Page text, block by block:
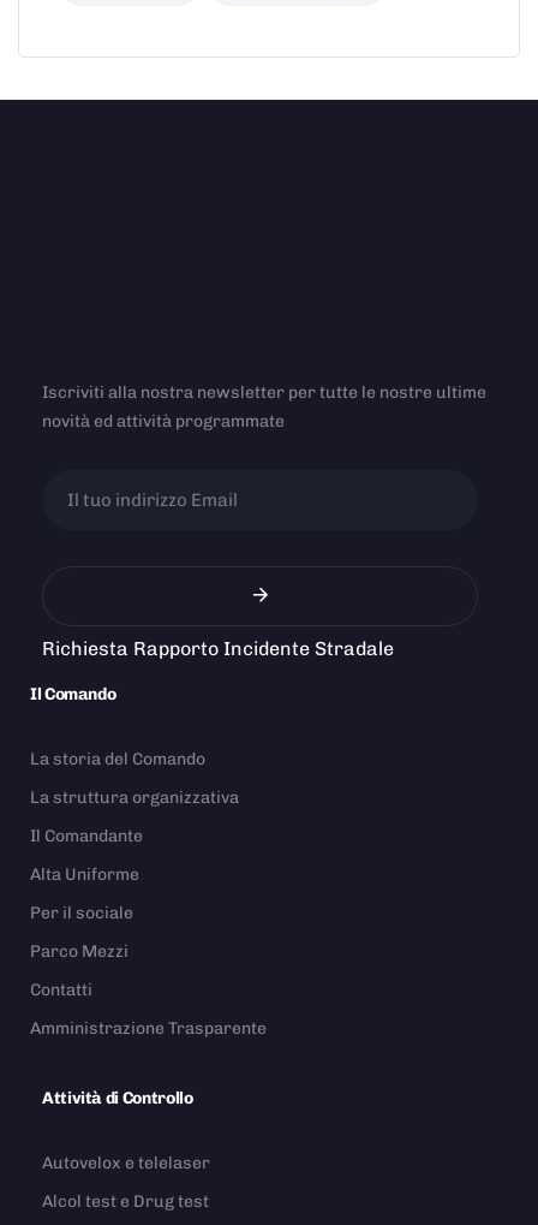
Iscriviti alla nostra newsletter per tutte le nostre ultime
novità ed attività programmate
Richiesta Rapporto Incidente Stradale
Il Comando
La storia del Comando
La struttura organizzativa
Il Comandante
Alta Uniforme
Per il sociale
Parco Mezzi
Contatti
Amministrazione Trasparente
Attività di Controllo
Autovelox e telelaser
Alcol test e Drug test